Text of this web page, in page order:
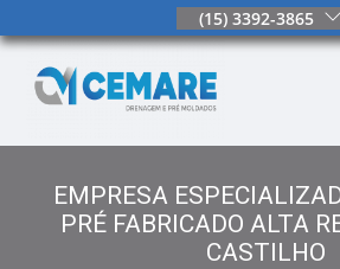
(15) 3392-3865
EMPRESA
PRÉ FABRICADO ALTA
CASTILHO